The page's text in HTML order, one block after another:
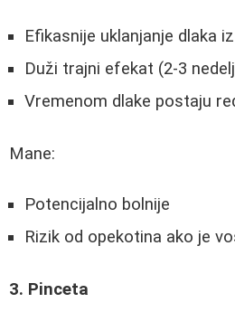
Efikasnije uklanjanje dlaka
Duži trajni efekat (2-3
Vremenom dlake postaju
Mane:
Potencijalno bolnije
Rizik od opekotina ako je
3. Pinceta